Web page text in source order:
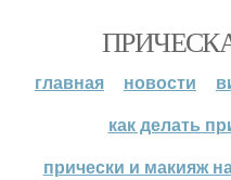
главная новости
как делать
прически и макияж